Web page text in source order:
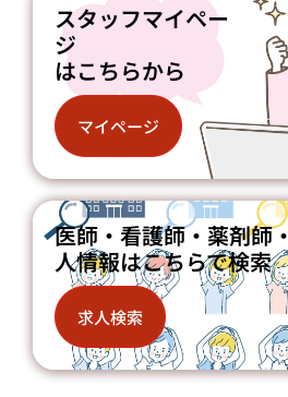
スタッフマイペー
ジ
はこちらから
マイページ
医師・看護師・薬剤師
人情報はこちらで検索
求人検索